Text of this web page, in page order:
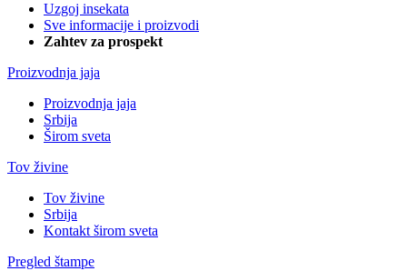
Uzgoj insekata
Sve informacije i proizvodi
Zahtev za prospekt
Proizvodnja jaja
Proizvodnja jaja
Srbija
Širom sveta
Tov živine
Tov živine
Srbija
Kontakt širom sveta
Pregled štampe